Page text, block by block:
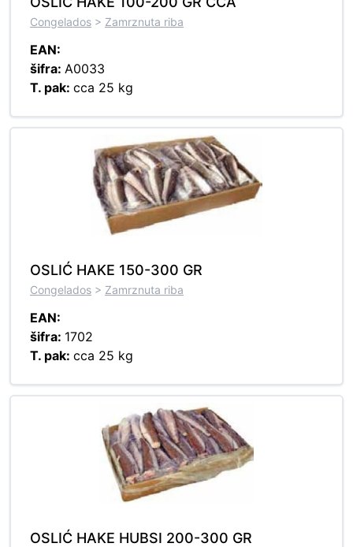
Congelados > Zamrznuta riba
EAN:
šifra: A0033
T. pak: cca 25 kg
OSLIĆ HAKE 150-300 GR
Congelados > Zamrznuta riba
EAN:
šifra: 1702
T. pak: cca 25 kg
OSLIĆ HAKE HUBSI 200-300 GR